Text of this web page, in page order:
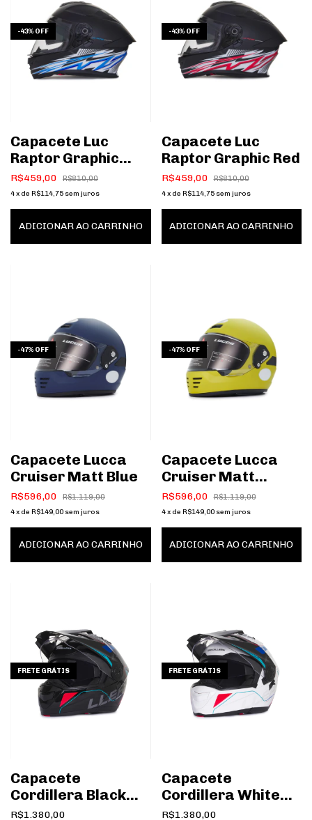
-43% OFF
Capacete Luc
Raptor Graphic
Blue
R$459,00 R$810,00
4x de R$114,75 sem juros
ADICIONAR AO CARRINHO
-43% OFF
Capacete Luc
Raptor Graphic Red
R$459,00 R$810,00
4 x de R$114,75 sem juros
ADICIONAR AO CARRINHO
-47% OFF
Capacete Lucca
Cruiser Matt Blue
R$596,00 R$1.119,00
4x de R$149,00 sem juros
ADICIONAR AO CARRINHO
-47% OFF
Capacete Lucca
Cruiser Matt
Yellow
R$596,00 R$1.119,00
4 x de R$149,00 sem juros
ADICIONAR AO CARRINHO
FRETE GRÁTIS
Capacete
Cordillera Black
Red Blue
R$1.380,00
FRETE GRÁTIS
Capacete
Cordillera White
Red Blue
R$1.380,00